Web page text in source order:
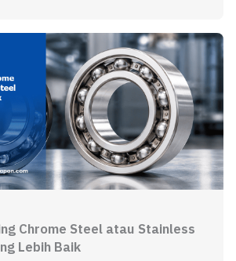
Chrome Steel atau Stainless
Lebih Baik